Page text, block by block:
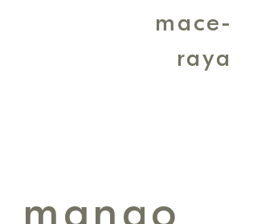
mace-
raya
mango